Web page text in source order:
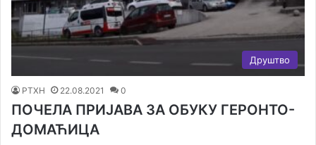
Друштво
РТХН 22.08.2021 0
ПОЧЕЛА ПРИЈАВА ЗА ОБУКУ ГЕРОНТО-
ДОМАЋИЦА